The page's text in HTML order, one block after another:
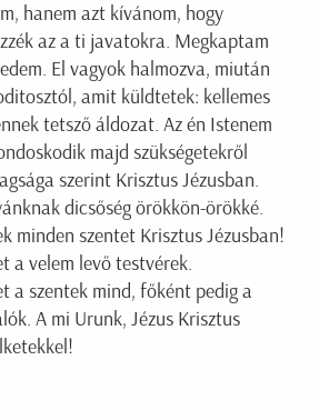
hanem azt kívánom, hogy
az a ti javatokra. Megkaptam
El vagyok halmozva, miután
amit küldtetek: kellemes
tetsző áldozat. Az én Istenem
majd szükségetekről
szerint Krisztus Jézusban.
dicsőség örökkön-örökké.
minden szentet Krisztus Jézusban!
a velem levő testvérek.
a szentek mind, főként pedig a
A mi Urunk, Jézus Krisztus